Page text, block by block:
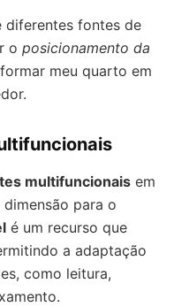
diferentes fontes de
o posicionamento da
meu quarto em
multifuncionais em
para o
é um recurso que
a adaptação
como leitura,